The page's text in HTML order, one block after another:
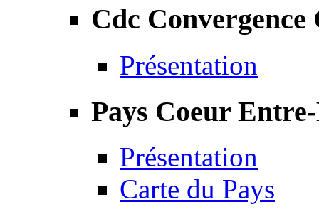
Cdc Convergence
Présentation
Pays Coeur
Présentation
Carte du Pays